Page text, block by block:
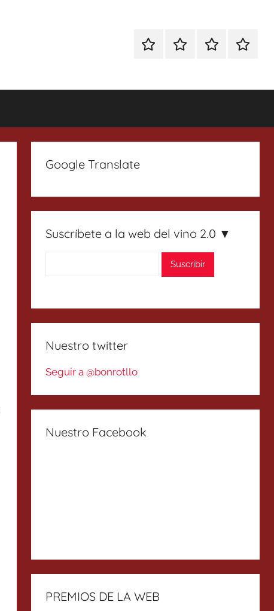
EspecialEnoturismoRanking
Google Translate
Suscríbete a la web del vino 2.0 ▼
Nuestro twitter
Seguir a @bonrotllo
Nuestro Facebook
PREMIOS DE LA WEB